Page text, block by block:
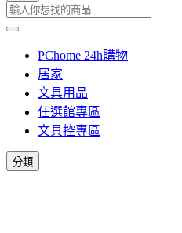
PChome 24h購物
居家
文具用品
任選館專區
文具控專區
分類